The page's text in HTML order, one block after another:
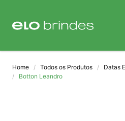
BLOG
Home Todos os Produtos Datas
Botton Leandro